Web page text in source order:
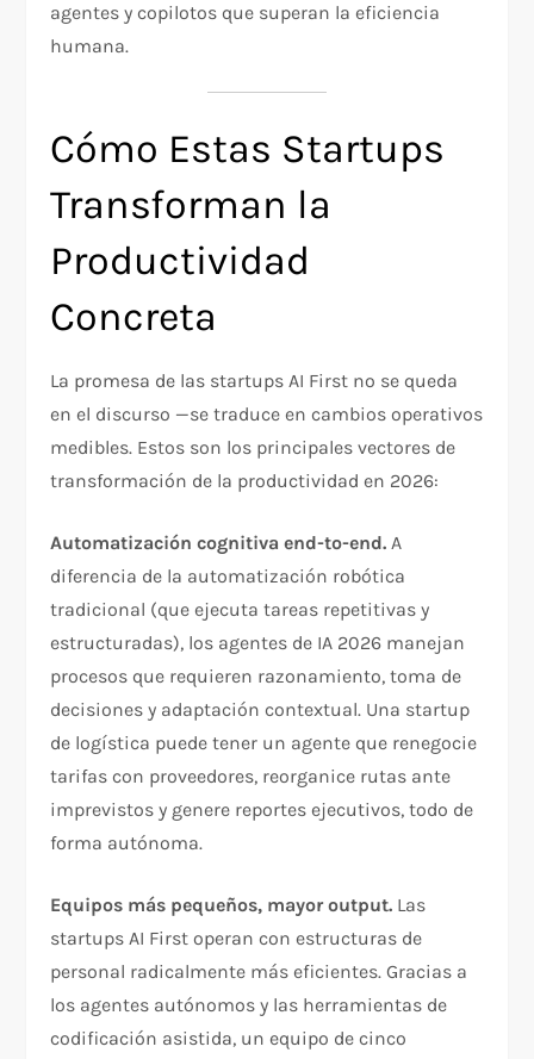
agentes y copilotos que superan la eficiencia
humana.
Cómo Estas Startups
Transforman la
Productividad
Concreta
La promesa de las startups AI First no se queda
en el discurso —se traduce en cambios operativos
medibles. Estos son los principales vectores de
transformación de la productividad en 2026:
Automatización cognitiva end-to-end. A
diferencia de la automatización robótica
tradicional (que ejecuta tareas repetitivas y
estructuradas), los agentes de IA 2026 manejan
procesos que requieren razonamiento, toma de
decisiones y adaptación contextual. Una startup
de logística puede tener un agente que renegocie
tarifas con proveedores, reorganice rutas ante
imprevistos y genere reportes ejecutivos, todo de
forma autónoma.
Equipos más pequeños, mayor output. Las
startups AI First operan con estructuras de
personal radicalmente más eficientes. Gracias a
los agentes autónomos y las herramientas de
codificación asistida, un equipo de cinco